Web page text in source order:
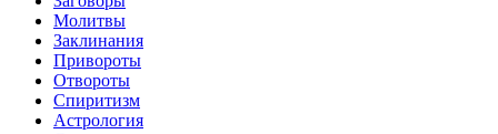
Молитвы
Заклинания
Привороты
Отвороты
Спиритизм
Астрология